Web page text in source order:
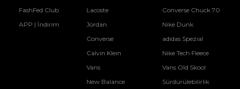
FashFed Club
APP | İndirim
Lacoste
Jordan
Converse
Calvin Klein
Vans
New Balance
Converse Chuck 70
Nike Dunk
adidas Spezial
Nike Tech Fleece
Vans Old Skool
Sürdürülebilirlik